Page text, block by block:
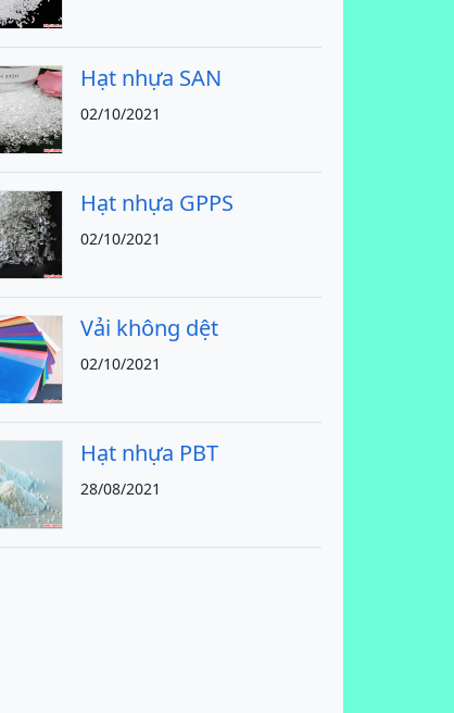
Hạt nhựa SAN
02/10/2021
Hạt nhựa GPPS
02/10/2021
Vải không dệt
02/10/2021
Hạt nhựa PBT
28/08/2021